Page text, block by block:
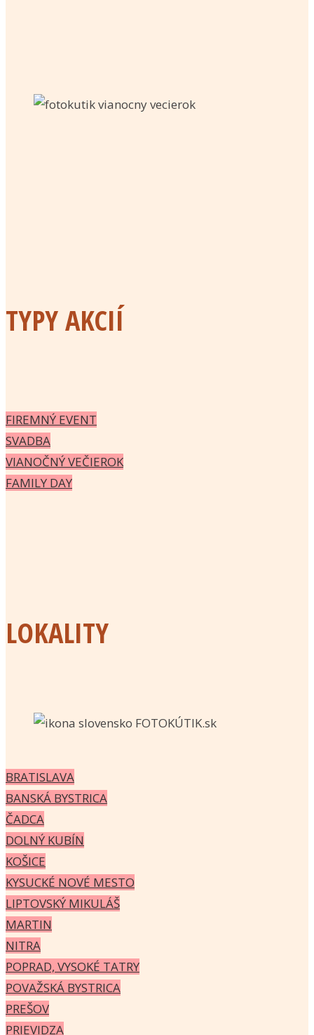
TYPY AKCIÍ
FIREMNÝ EVENT
SVADBA
VIANOČNÝ VEČIEROK
FAMILY DAY
LOKALITY
BRATISLAVA
BANSKÁ BYSTRICA
ČADCA
DOLNÝ KUBÍN
KOŠICE
KYSUCKÉ NOVÉ MESTO
LIPTOVSKÝ MIKULÁŠ
MARTIN
NITRA
POPRAD, VYSOKÉ TATRY
POVAŽSKÁ BYSTRICA
PREŠOV
PRIEVIDZA